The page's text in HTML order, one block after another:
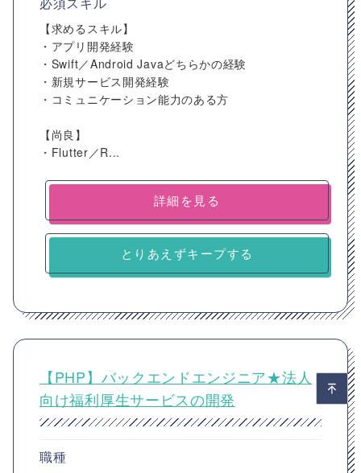
【求めるスキル】
・アプリ開発経験
・Swift／Android Javaどちらかの経験
・新規サービス開発経験
・コミュニケーション能力のある方
【尚良】
・Flutter／R...
詳細を見る
とりあえずキープする
【PHP】バックエンドエンジニア★法人
向け福利厚生サービスの開発
職種